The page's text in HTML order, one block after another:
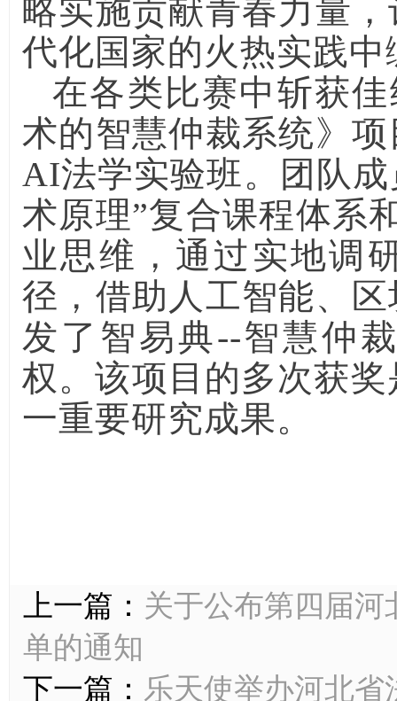
略实施贡献青春力量
代化国家的火热实践
在各类比赛中斩获
术的智慧仲裁系统》
AI法学实验班。团队
术原理”复合课程体系
业思维，通过实地调
径，借助人工智能、
发了智易典--智慧仲
权。该项目的多次获
一重要研究成果。
上一篇： 关于公布第四届
单的通知
下一篇： 乐天使举办河北